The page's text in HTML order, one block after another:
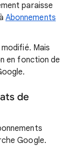
paraisse
Abonnements
Mais
en fonction de
de
Google.